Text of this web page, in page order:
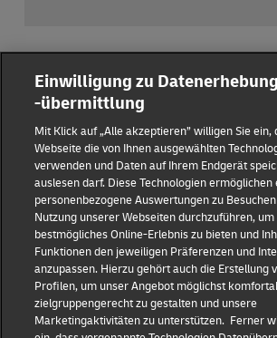
Reporting Hub
Impressum
Datenschutz
Haftungsausschluss
Cookie-Einstellungen
Einwilligung zu
-übermittlung
Mit Klick auf „Alle akzeptieren” willigen Sie ein,
Webseite die von Ihnen ausgewählten
verwenden und Daten auf Ihrem Endgerät
auslesen darf. Diese Technologien ermöglichen
personenbezogene Auswertungen zu
Nutzung unserer Webseiten durchzuführen, um
bestmögliches Online-Erlebnis zu bieten und
Funktionen den jeweiligen Präferenzen und
anzupassen. Hierzu gehört auch die Erstellung
Profilen, um unser Angebot möglichst
zielgruppengerecht zu gestalten und unsere
Marketingaktivitäten zu unterstützen. Ferner